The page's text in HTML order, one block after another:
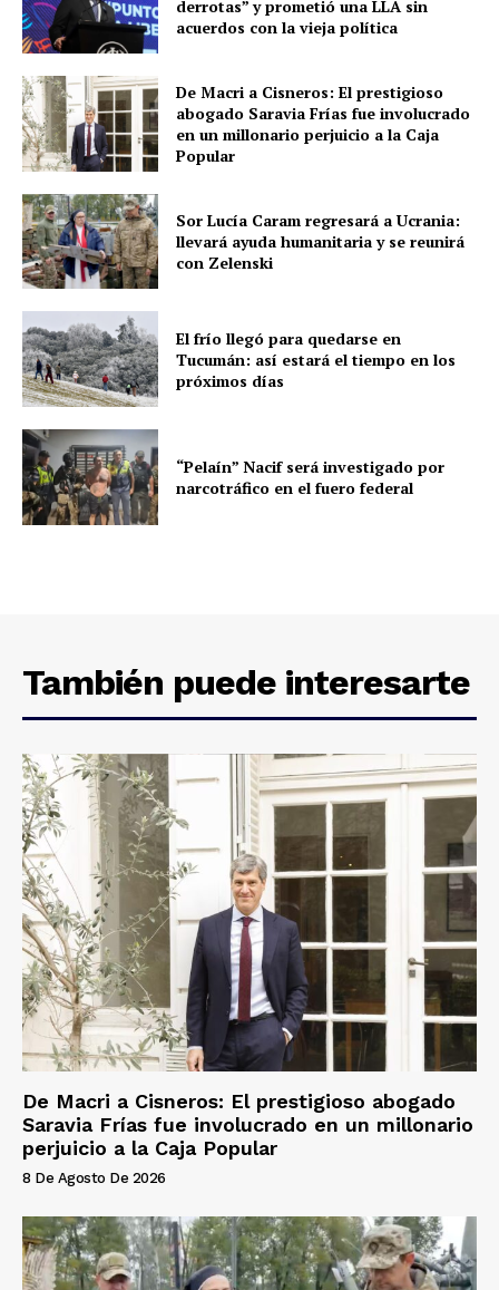
derrotas” y prometió una LLA sin
acuerdos con la vieja política
De Macri a Cisneros: El prestigioso
abogado Saravia Frías fue involucrado
en un millonario perjuicio a la Caja
Popular
Sor Lucía Caram regresará a Ucrania:
llevará ayuda humanitaria y se reunirá
con Zelenski
El frío llegó para quedarse en
Tucumán: así estará el tiempo en los
próximos días
“Pelaín” Nacif será investigado por
narcotráfico en el fuero federal
También puede interesarte
De Macri a Cisneros: El prestigioso abogado
Saravia Frías fue involucrado en un millonario
perjuicio a la Caja Popular
8 De Agosto De 2026